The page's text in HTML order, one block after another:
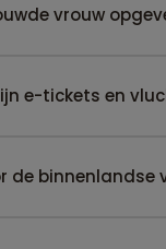
vrouw
e-tickets en
de binnenlandse